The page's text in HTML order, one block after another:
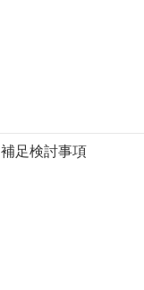
補足検討事項